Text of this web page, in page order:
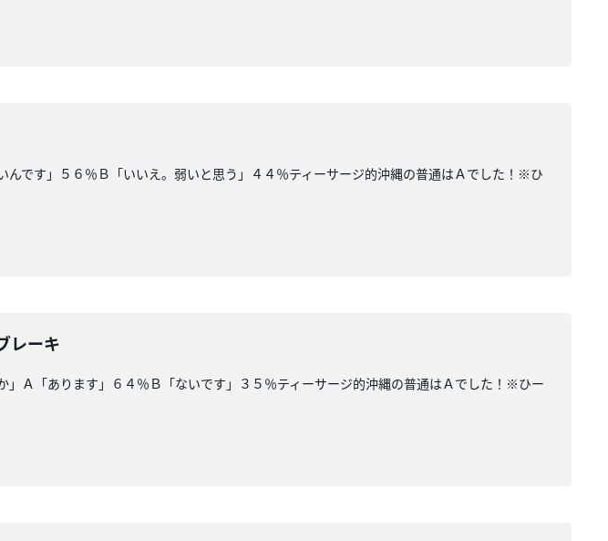
です」５６％Ｂ「いいえ。弱いと思う」４４％ティーサージ的沖縄の普通はＡでした！※ひ
レーキ
」Ａ「あります」６４％Ｂ「ないです」３５％ティーサージ的沖縄の普通はＡでした！※ひー